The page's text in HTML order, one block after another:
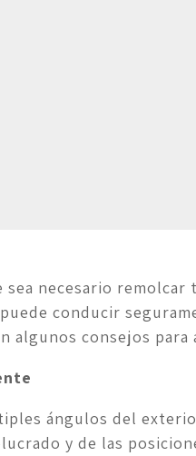
necesario
conducir
algunos consejos
ángulos del
y de las